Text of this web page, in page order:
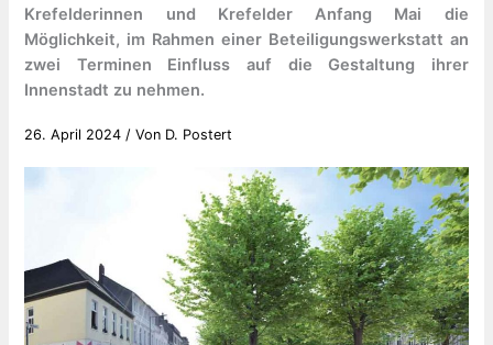
Krefelderinnen und Krefelder Anfang Mai die
Möglichkeit, im Rahmen einer Beteiligungswerkstatt an
zwei Terminen Einfluss auf die Gestaltung ihrer
Innenstadt zu nehmen.
26. April 2024 / Von D. Postert